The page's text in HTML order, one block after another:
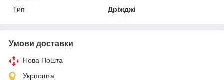
Тип
Дріжджі
Умови доставки
Нова Пошта
Укрпошта